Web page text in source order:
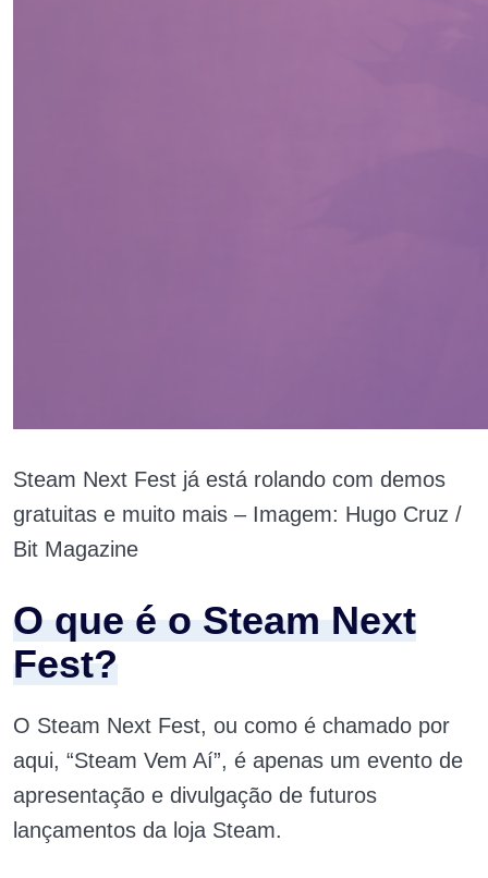
Steam Next Fest já está rolando com demos
gratuitas e muito mais – Imagem: Hugo Cruz /
Bit Magazine
O que é o Steam Next
Fest?
O Steam Next Fest, ou como é chamado por
aqui, “Steam Vem Aí”, é apenas um evento de
apresentação e divulgação de futuros
lançamentos da loja Steam.